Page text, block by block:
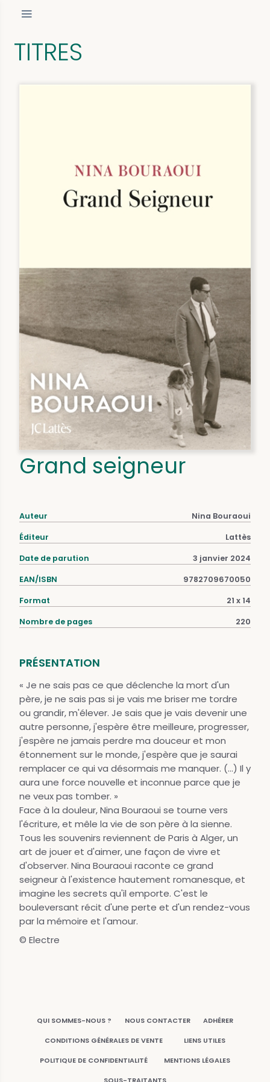
TITRES
Grand seigneur
Auteur Nina Bouraoui
Éditeur Lattès
Date de parution 3 janvier 2024
EAN/ISBN 9782709670050
Format 21 x 14
Nombre de pages 220
PRÉSENTATION
« Je ne sais pas ce que déclenche la mort d'un
père, je ne sais pas si je vais me briser me tordre
ou grandir, m'élever. Je sais que je vais devenir une
autre personne, j'espère être meilleure, progresser,
j'espère ne jamais perdre ma douceur et mon
étonnement sur le monde, j'espère que je saurai
remplacer ce qui va désormais me manquer. (...) Il y
aura une force nouvelle et inconnue parce que je
ne veux pas tomber. »
Face à la douleur, Nina Bouraoui se tourne vers
l'écriture, et mêle la vie de son père à la sienne.
Tous les souvenirs reviennent de Paris à Alger, un
art de jouer et d'aimer, une façon de vivre et
d'observer. Nina Bouraoui raconte ce grand
seigneur à l'existence hautement romanesque, et
imagine les secrets qu'il emporte. C'est le
bouleversant récit d'une perte et d'un rendez-vous
par la mémoire et l'amour.
© Electre
QUI SOMMES-NOUS ? NOUS CONTACTER ADHÉRER
CONDITIONS GÉNÉRALES DE VENTE LIENS UTILES
POLITIQUE DE CONFIDENTIALITÉ MENTIONS LÉGALES